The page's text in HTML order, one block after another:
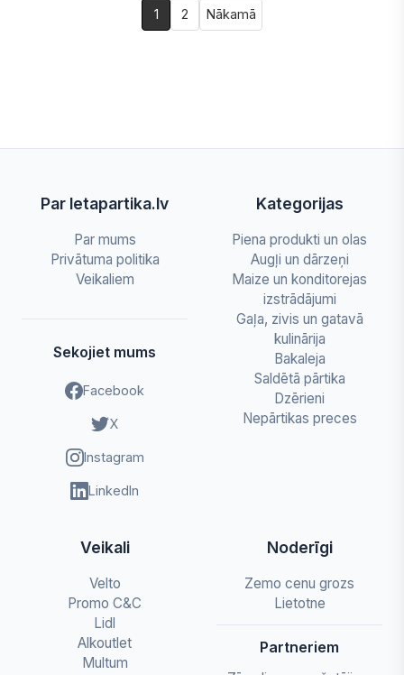
1 2 Nākamā
Par letapartika.lv
Par mums
Privātuma politika
Veikaliem
Sekojiet mums
Facebook
X
Instagram
LinkedIn
Kategorijas
Piena produkti un olas
Augļi un dārzeņi
Maize un konditorejas
izstrādājumi
Gaļa, zivis un gatavā
kulinārija
Bakaleja
Saldētā pārtika
Dzērieni
Nepārtikas preces
Veikali
Velto
Promo C&C
Lidl
Alkoutlet
Multum
Noderīgi
Zemo cenu grozs
Lietotne
Partneriem